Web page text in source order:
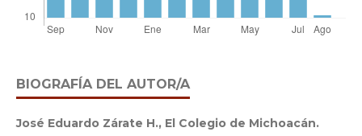
BIOGRAFÍA DEL AUTOR/A
José Eduardo Zárate H., El Colegio de Michoacán.